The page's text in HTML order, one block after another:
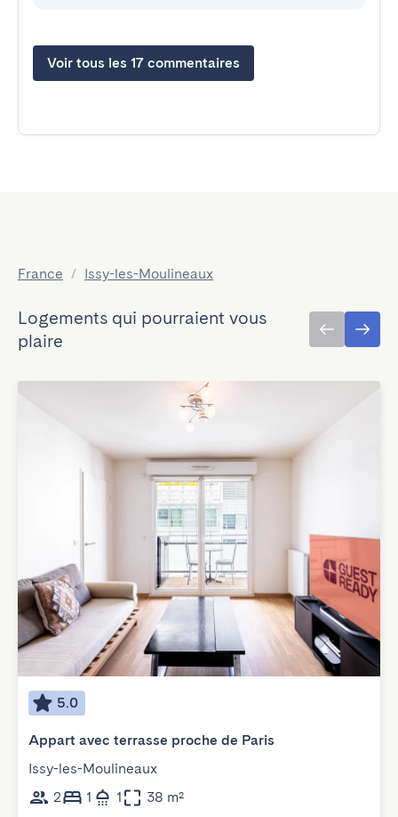
Voir tous les 17 commentaires
France / Issy-les-Moulineaux
Logements qui pourraient vous
plaire
5.0
Appart avec terrasse proche de Paris
Issy-les-Moulineaux
2
1 1 38 m²